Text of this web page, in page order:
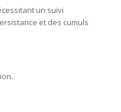
un suivi
et des cumuls